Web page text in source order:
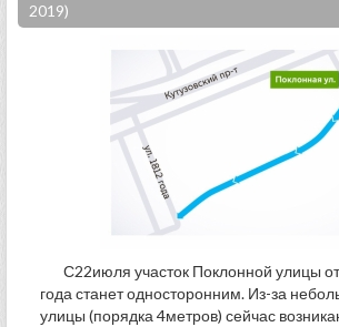
2019)
С22июля участок Поклонной улицы
года станет односторонним. Из-за
улицы (порядка 4метров) сейчас